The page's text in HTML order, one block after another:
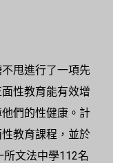
甩進行了一項先
性教育能有效增
們的性健康。計
教育課程，並於
文法中學112名